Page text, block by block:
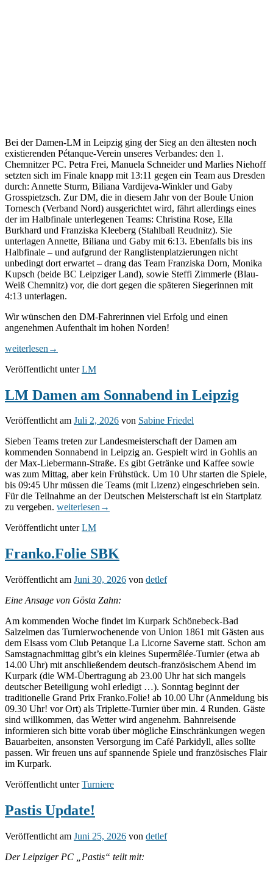
Bei der Damen-LM in Leipzig ging der Sieg an den ältesten noch
existierenden Pétanque-Verein unseres Verbandes: den 1.
Chemnitzer PC. Petra Frei, Manuela Schneider und Marlies Niehoff
setzten sich im Finale knapp mit 13:11 gegen ein Team aus Dresden
durch: Annette Sturm, Biliana Vardijeva-Winkler und Gaby
Grosspietzsch. Zur DM, die in diesem Jahr von der Boule Union
Tornesch (Verband Nord) ausgerichtet wird, fährt allerdings eines
der im Halbfinale unterlegenen Teams: Christina Rose, Ella
Burkhard und Franziska Kleeberg (Stahlball Reudnitz). Sie
unterlagen Annette, Biliana und Gaby mit 6:13. Ebenfalls bis ins
Halbfinale – und aufgrund der Ranglistenplatzierungen nicht
unbedingt dort erwartet – drang das Team Franziska Dorn, Monika
Kupsch (beide BC Leipziger Land), sowie Steffi Zimmerle (Blau-
Weiß Chemnitz) vor, die dort gegen die späteren Siegerinnen mit
4:13 unterlagen.
Wir wünschen den DM-Fahrerinnen viel Erfolg und einen
angenehmen Aufenthalt im hohen Norden!
LM
Die
weiterlesen →
Veröffentlicht unter LM
LM Damen am Sonnabend in Leipzig
Veröffentlicht am Juli 2, 2026 von Sabine Friedel
Sieben Teams treten zur Landesmeisterschaft der Damen am
kommenden Sonnabend in Leipzig an. Gespielt wird in Gohlis an
der Max-Liebermann-Straße. Es gibt Getränke und Kaffee sowie
was zum Mittag, aber kein Frühstück. Um 10 Uhr starten die Spiele,
bis 09:45 Uhr müssen die Teams (mit Lizenz) eingeschrieben sein.
Für die Teilnahme an der Deutschen Meisterschaft ist ein Startplatz
zu vergeben. LM
am
in
Leipzig
weiterlesen→
Veröffentlicht unter LM
Franko.Folie SBK
Veröffentlicht am Juni 30, 2026 von detlef
Eine Ansage von Gösta Zahn:
Am kommenden Woche findet im Kurpark Schönebeck-Bad
Salzelmen das Turnierwochenende von Union 1861 mit Gästen aus
dem Elsass vom Club Petanque La Licorne Saverne statt. Schon am
Samstagnachmittag gibt’s ein kleines Supermêlée-Turnier (etwa ab
14.00 Uhr) mit anschließendem deutsch-französischem Abend im
Kurpark (die WM-Übertragung ab 23.00 Uhr hat sich mangels
deutscher Beteiligung wohl erledigt …). Sonntag beginnt der
traditionelle Grand Prix Franko.Folie! ab 10.00 Uhr (Anmeldung bis
09.30 Uhr! vor Ort) als Triplette-Turnier über min. 4 Runden. Gäste
sind willkommen, das Wetter wird angenehm. Bahnreisende
informieren sich bitte vorab über mögliche Einschränkungen wegen
Bauarbeiten, ansonsten Versorgung im Café Parkidyll, alles sollte
passen. Wir freuen uns auf spannende Spiele und französisches Flair
im Kurpark.
Veröffentlicht unter Turniere
Pastis Update!
Veröffentlicht am Juni 25, 2026 von detlef
Der Leipziger PC „Pastis“ teilt mit: